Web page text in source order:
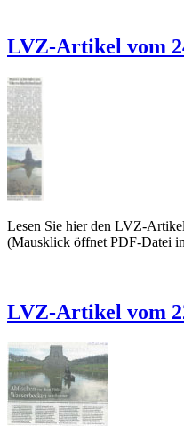
LVZ-Artikel vom
Lesen Sie hier den LVZ-
(Mausklick öffnet PDF-Datei
LVZ-Artikel vom